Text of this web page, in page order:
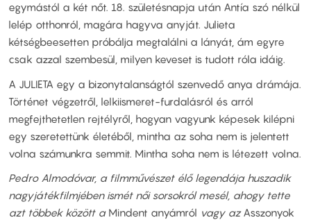
egymástól a két nőt. 18. születésnapja után Antía szó nélkül
lelép otthonról, magára hagyva anyját. Julieta
kétségbeesetten próbálja megtalálni a lányát, ám egyre
csak azzal szembesül, milyen keveset is tudott róla idáig.
A JULIETA egy a bizonytalanságtól szenvedő anya drámája.
Történet végzetről, lelkiismeret-furdalásról és arról
megfejthetetlen rejtélyről, hogyan vagyunk képesek kilépni
egy szeretettünk életéből, mintha az soha nem is jelentett
volna számunkra semmit. Mintha soha nem is létezett volna.
Pedro Almodóvar, a filmművészet élő legendája huszadik
nagyjátékfilmjében ismét női sorsokról mesél, ahogy tette
azt többek között a Mindent anyámról vagy azAsszonyok